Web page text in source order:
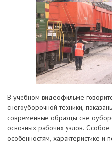
В учебном видеофильме
снегоуборочной техники,
современные образцы
основных рабочих узлов.
особенностям, характеристике и